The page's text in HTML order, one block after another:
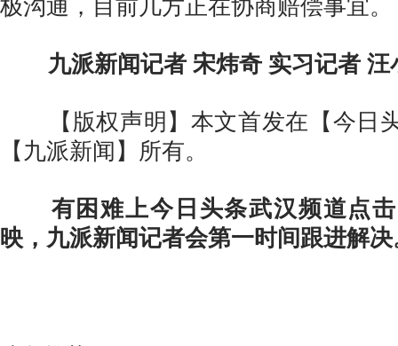
极沟通，目前几方正在协商赔偿事宜。
九派新闻记者 宋炜奇 实习记者 汪
【版权声明】本文首发在【今日
【九派新闻】所有。
有困难上今日头条武汉频道点
映，九派新闻记者会第一时间跟进解决